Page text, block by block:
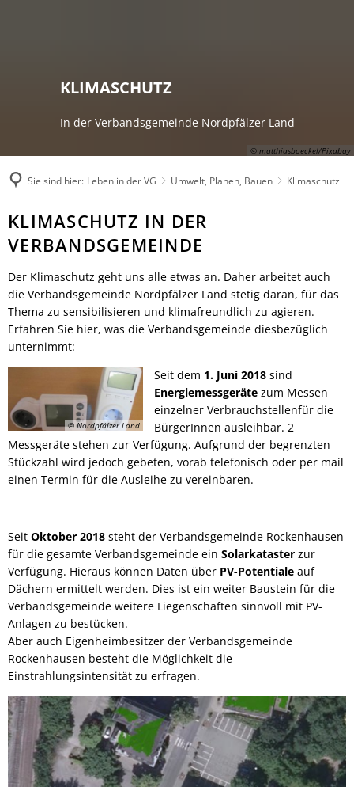
Unsere Verbandsgemeinde
Märkte
Bildung
Feuerwehren
Umwelt, Planen, Bauen
Mobilität (ÖPNV)
Bürgerbus
Was erledige ich wo?
Mitarbeitende der Verwaltung
Stellenanzeigen & Praktika
Ausschreibungen
Termine für das Bürgerbüro
Organigramm
Fundbüro
Radfahren
Gästeführungen
Veranstaltungen
Gastronomie
Regionale Produkte
© matthiasboeckel/Pixabay
KLIMASCHUTZ
In der Verbandsgemeinde Nordpfälzer Land
Sie sind hier: Leben in der VG Umwelt, Planen, Bauen Klimaschutz
Klimaschutz
KLIMASCHUTZ IN DER
VERBANDSGEMEINDE
Der Klimaschutz geht uns alle etwas an. Daher arbeitet auch
die Verbandsgemeinde Nordpfälzer Land stetig daran, für das
Thema zu sensibilisieren und klimafreundlich zu agieren.
Erfahren Sie hier, was die Verbandsgemeinde diesbezüglich
unternimmt:
© Nordpfälzer Land
Seit dem 1. Juni 2018 sind
Energiemessgeräte zum Messen
einzelner Verbrauchstellenfür die
BürgerInnen ausleihbar. 2
Messgeräte stehen zur Verfügung. Aufgrund der begrenzten
Stückzahl wird jedoch gebeten, vorab telefonisch oder per mail
einen Termin für die Ausleihe zu vereinbaren.
Seit Oktober 2018 steht der Verbandsgemeinde Rockenhausen
für die gesamte Verbandsgemeinde ein Solarkataster zur
Verfügung. Hieraus können Daten über PV-Potentiale auf
Dächern ermittelt werden. Dies ist ein weiter Baustein für die
Verbandsgemeinde weitere Liegenschaften sinnvoll mit PV-
Anlagen zu bestücken.
Aber auch Eigenheimbesitzer der Verbandsgemeinde
Rockenhausen besteht die Möglichkeit die
Einstrahlungsintensität zu erfragen.